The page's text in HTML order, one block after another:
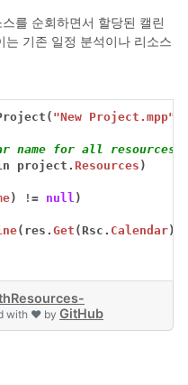
를 순회하면서 할당된 캘린
는 기존 일정 분석이나 리소스
"New Project.mpp"
name for all resources
project.Resources )
) != null )
(res.Get (Rsc. Calendar).
with ❤ by GitHub